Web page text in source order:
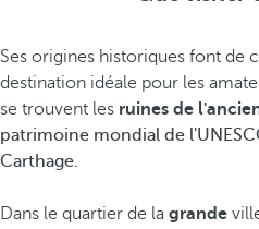
Ses origines historiques font de
destination idéale pour les
se trouvent les ruines de
patrimoine mondial de
Carthage.
Dans le quartier de la grande